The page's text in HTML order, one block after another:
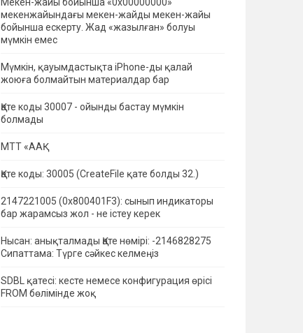
мекенжайындағы мекен-жайды мекен-жайы
бойынша ескерту. Жад «жазылған» болуы
мүмкін емес
Мүмкін, қауымдастықта iPhone-ды қалай
жоюға болмайтын материалдар бар
Қате коды 30007 - ойынды бастау мүмкін
болмады
МТТ «ААҚ
Қате коды: 30005 (CreateFile қате болды 32.)
2147221005 (0x800401F3): сынып индикаторы
бар жарамсыз жол - не істеу керек
Нысан: анықталмады Қате нөмірі: -2146828275
Сипаттама: Түрге сәйкес келмеңіз
SDBL қатесі: кесте немесе конфигурация өрісі
FROM бөлімінде жоқ